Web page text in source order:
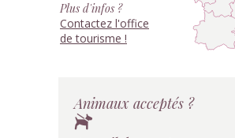
Plus d'infos ?
Contactez l'office
de tourisme !
Animaux acceptés ?